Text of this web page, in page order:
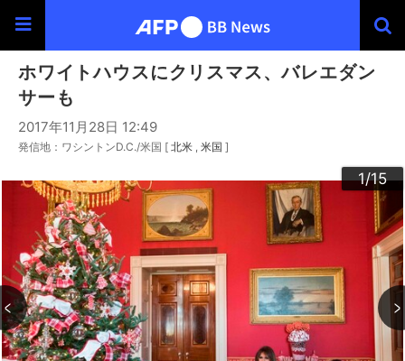
ホワイトハウスにクリスマス、バレエダン
サーも
2017年11月28日 12:49
発信地：ワシントンD.C./米国 [ 北米 米国 ]
1/15
2/15
3/15
4/15
5/15
6/15
7/15
8/15
9/15
10/15
11/15
12/15
13/15
14/15
15/15